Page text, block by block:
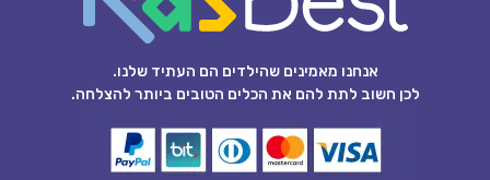
אנחנו מאמינים שהילדים הם העתיד שלנו.
לכן חשוב לתת להם את הכלים הטובים ביותר להצלחה.